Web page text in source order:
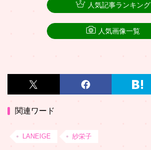
関連ワード
LANEIGE 紗栄子
人気記事ランキング
人気画像一覧